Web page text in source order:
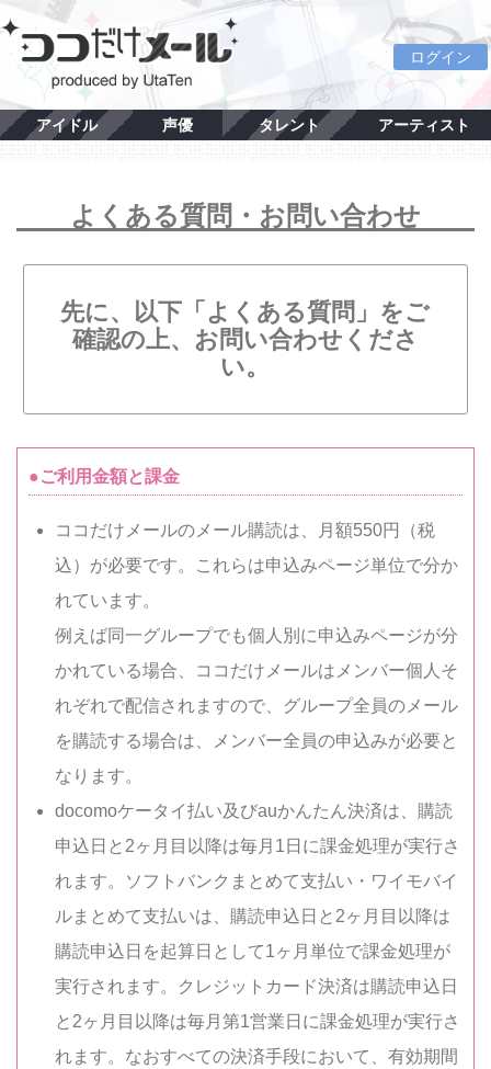
ログイン
アイドル 声優 タレント アーティスト
よくある質問・お問い合わせ
先に、以下「よくある質問」をご
確認の上、お問い合わせくださ
い。
●ご利用金額と課金
ココだけメールのメール購読は、月額550円（税
込）が必要です。これらは申込みページ単位で分か
れています。
例えば同一グループでも個人別に申込みページが分
かれている場合、ココだけメールはメンバー個人そ
れぞれで配信されますので、グループ全員のメール
を購読する場合は、メンバー全員の申込みが必要と
なります。
docomoケータイ払い及びauかんたん決済は、購読
申込日と2ヶ月目以降は毎月1日に課金処理が実行さ
れます。ソフトバンクまとめて支払い・ワイモバイ
ルまとめて支払いは、購読申込日と2ヶ月目以降は
購読申込日を起算日として1ヶ月単位で課金処理が
実行されます。クレジットカード決済は購読申込日
と2ヶ月目以降は毎月第1営業日に課金処理が実行さ
れます。なおすべての決済手段において、有効期間